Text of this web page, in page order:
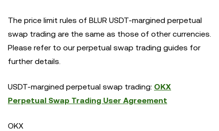
The price limit rules of BLUR USDT-margined perpetual
swap trading are the same as those of other currencies.
Please refer to our perpetual swap trading guides for
further details.
USDT-margined perpetual swap trading: OKX
Perpetual Swap Trading User Agreement
OKX